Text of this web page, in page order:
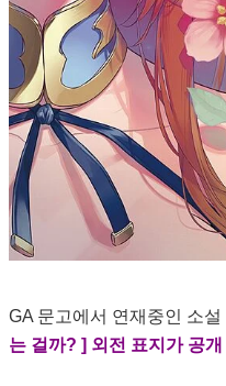
GA 문고에서 연재중인 소설
는 걸까? ] 외전 표지가 공개